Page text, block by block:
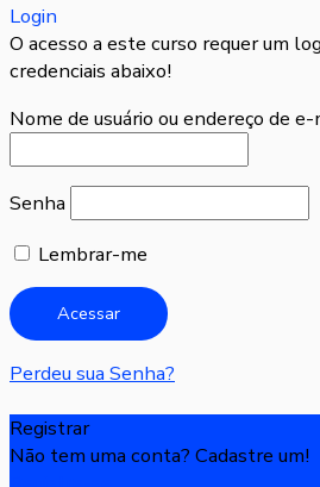
Login
O acesso a este curso requer um
credenciais abaixo!
Nome de usuário ou endereço de
Senha
Lembrar-me
Perdeu sua Senha?
Registrar
Não tem uma conta? Cadastre um!